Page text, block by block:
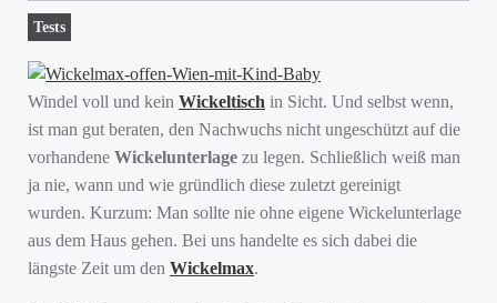
Tests
Windel voll und kein Wickeltisch in Sicht. Und selbst wenn,
ist man gut beraten, den Nachwuchs nicht ungeschützt auf die
vorhandene Wickelunterlage zu legen. Schließlich weiß man
ja nie, wann und wie gründlich diese zuletzt gereinigt
wurden. Kurzum: Man sollte nie ohne eigene Wickelunterlage
aus dem Haus gehen. Bei uns handelte es sich dabei die
längste Zeit um den Wickelmax.